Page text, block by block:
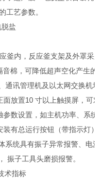
工艺参数。
脱盐
釜内，反应釜支架及外罩采
音棉，可降低超声空化产生的
通讯管理机及以太网交换机均
面放置10寸以上触摸屏，可对
数设置，如主机功率、系统
有总运行按钮（带指示灯）
系统具有振子异常报警、电源
振子工具头磨损报警。
术指标